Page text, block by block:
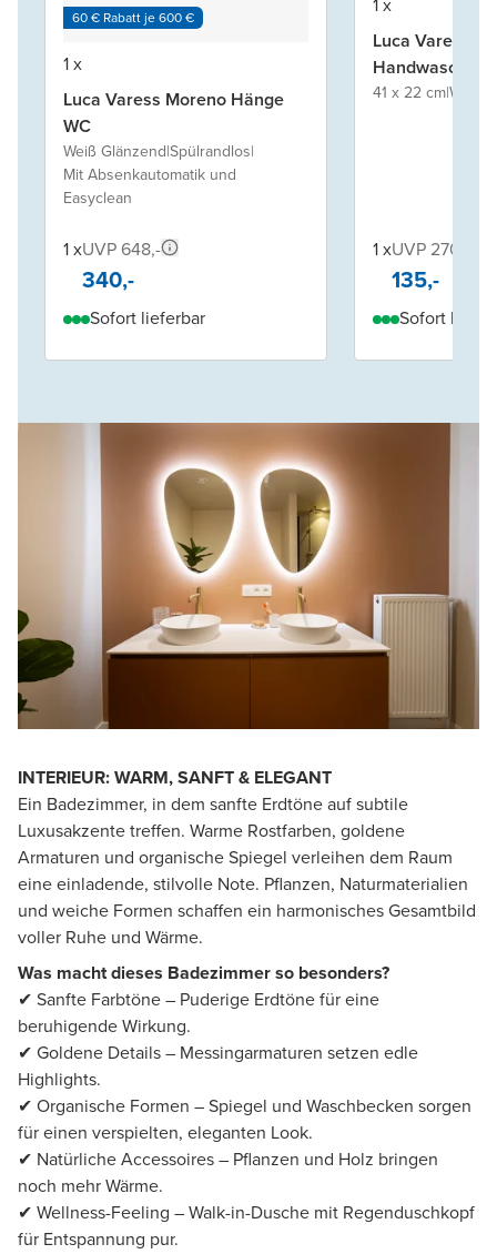
60 € Rabatt je 600 €
1 x
Luca Varess Moreno Hänge
WC
Weiß Glänzend|Spülrandlos|
Mit Absenkautomatik und
Easyclean
1 xUVP 648,-
340,-
Sofort lieferbar
1 x
Luca Varess
41 x 22 cm|Weiß
1 xUVP 270,-
135,-
Sofort
INTERIEUR: WARM, SANFT & ELEGANT
Ein Badezimmer, in dem sanfte Erdtöne auf subtile
Luxusakzente treffen. Warme Rostfarben, goldene
Armaturen und organische Spiegel verleihen dem Raum
eine einladende, stilvolle Note. Pflanzen, Naturmaterialien
und weiche Formen schaffen ein harmonisches Gesamtbild
voller Ruhe und Wärme.
Was macht dieses Badezimmer so besonders?
✔ Sanfte Farbtöne – Puderige Erdtöne für eine
beruhigende Wirkung.
✔ Goldene Details – Messingarmaturen setzen edle
Highlights.
✔ Organische Formen – Spiegel und Waschbecken sorgen
für einen verspielten, eleganten Look.
✔ Natürliche Accessoires – Pflanzen und Holz bringen
noch mehr Wärme.
✔ Wellness-Feeling – Walk-in-Dusche mit Regenduschkopf
für Entspannung pur.